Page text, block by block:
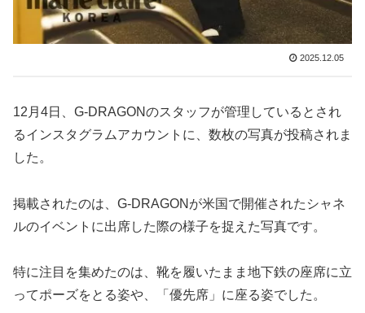
2025.12.05
12月4日、G-DRAGONのスタッフが管理しているとされ
るインスタグラムアカウントに、数枚の写真が投稿されま
した。
掲載されたのは、G-DRAGONが米国で開催されたシャネ
ルのイベントに出席した際の様子を捉えた写真です。
特に注目を集めたのは、靴を履いたまま地下鉄の座席に立
ってポーズをとる姿や、「優先席」に座る姿でした。